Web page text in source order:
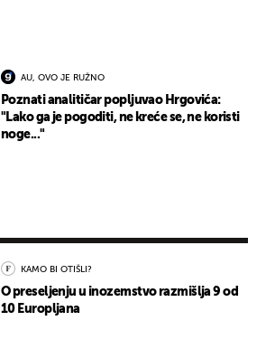
AU, OVO JE RUŽNO
Poznati analitičar popljuvao Hrgovića:
"Lako ga je pogoditi, ne kreće se, ne koristi
noge..."
KAMO BI OTIŠLI?
O preseljenju u inozemstvo razmišlja 9 od
10 Europljana